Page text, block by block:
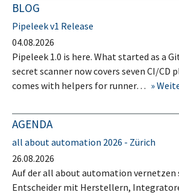
BLOG
Pipeleek v1 Release
04.08.2026
Pipeleek 1.0 is here. What started as a
secret scanner now covers seven CI/CD
comes with helpers for runner…
AGENDA
all about automation 2026 - Zürich
26.08.2026
Auf der all about automation vernetzen
Entscheider mit Herstellern,